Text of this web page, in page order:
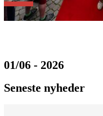
01/06 - 2026
Seneste nyheder